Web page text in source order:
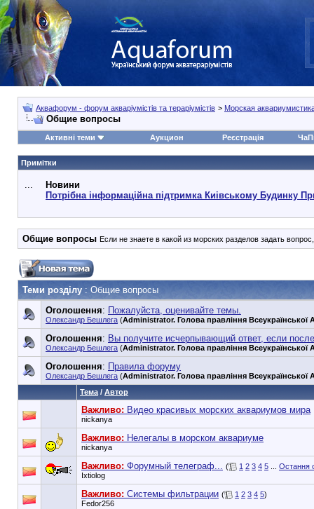
Аквафорум - форум акваріумістів та тераріумістів > Морская
Общие вопросы
Активні теми Аукцион Реєстрація
Примітки
...
Новини
Потрібна інформаційна підтримка Киівському Будинку
Общие вопросы Если не знаете в какой из морских разделов задать
Теми розділу : Общие вопросы
Оголошення: Пожалуйста, оценивайте темы.
Олександр Бешлега (Administrator. Голова правління Всеукраїнської
Оголошення: Вы получите исчерпывающий ответ, если
Олександр Бешлега (Administrator. Голова правління Всеукраїнської
Оголошення: Правила форуму
Олександр Бешлега (Administrator. Голова правління Всеукраїнської
Тема / Автор
Важливо: Видео красивых морских аквариумов мира
nickanya
Важливо: Нелегалы в морском аквариуме
nickanya
Важливо: Форумный телеграф... ( 1 2 3 4 5
Остання
Ixtiolog
Важливо: Системы фильтрации ( 1 2 3 4 5)
Fedor256